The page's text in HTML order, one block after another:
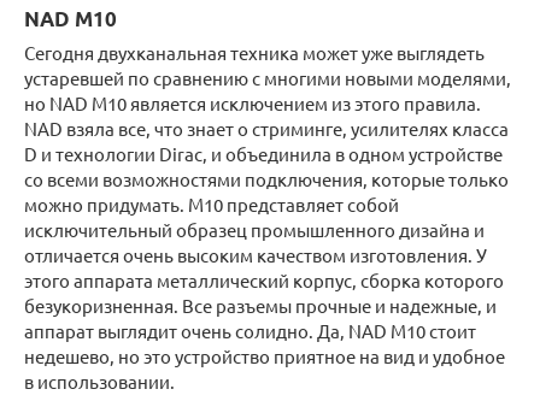
NAD M10
Сегодня двухканальная техника может уже выглядеть
устаревшей по сравнению с многими новыми моделями,
но NAD M10 является исключением из этого правила.
NAD взяла все, что знает о стриминге, усилителях класса
D и технологии Dirac, и объединила в одном устройстве
со всеми возможностями подключения, которые только
можно придумать. M10 представляет собой
исключительный образец промышленного дизайна и
отличается очень высоким качеством изготовления. У
этого аппарата металлический корпус, сборка которого
безукоризненная. Все разъемы прочные и надежные, и
аппарат выглядит очень солидно. Да, NAD M10 стоит
недешево, но это устройство приятное на вид и удобное
в использовании.